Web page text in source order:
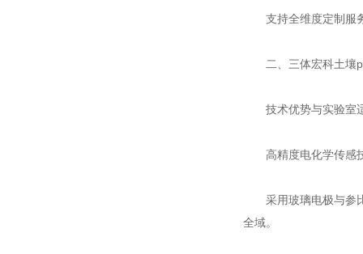
支持全维度定制服务
二、三体宏科土壤
技术优势与实验室
高精度电化学传感
采用玻璃电极与参比
全域。